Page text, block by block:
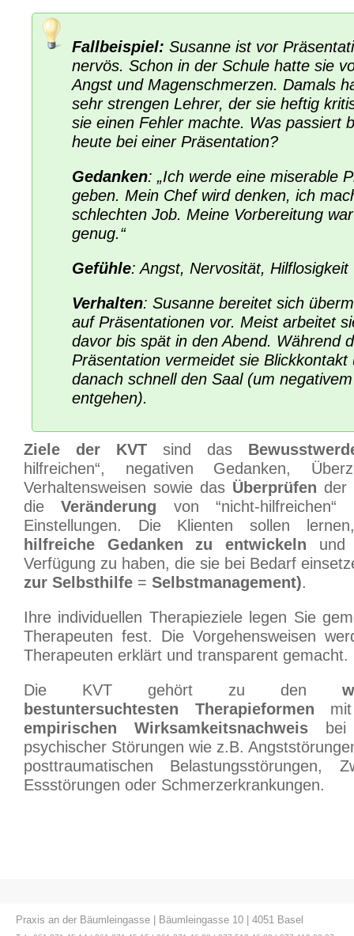
Fallbeispiel: Susanne ist vor
nervös. Schon in der Schule hatte sie
Angst und Magenschmerzen. Damals
sehr strengen Lehrer, der sie heftig
sie einen Fehler machte. Was passiert
heute bei einer Präsentation?
Gedanken: „Ich werde eine miserable
geben. Mein Chef wird denken, ich
schlechten Job. Meine Vorbereitung
genug.“
Gefühle: Angst, Nervosität, Hilflosigkeit
Verhalten: Susanne bereitet sich
auf Präsentationen vor. Meist arbeitet
davor bis spät in den Abend. Während
Präsentation vermeidet sie Blickkontakt
danach schnell den Saal (um
entgehen).
Ziele der KVT sind das
hilfreichen“, negativen Gedanken,
Verhaltensweisen sowie das Überprüfen der
dieVeränderung von “nicht-hilfreichen“
Einstellungen. Die Klienten sollen
hilfreiche Gedanken zu entwickeln
Verfügung zu haben, die sie bei Bedarf
zur Selbsthilfe = Selbstmanagement).
Ihre individuellen Therapieziele legen Sie
Therapeuten fest. Die Vorgehensweisen
Therapeuten erklärt und transparent gemacht.
Die KVT gehört zu den
bestuntersuchtesten Therapieformen
empirischen Wirksamkeitsnachweis bei
psychischer Störungen wie z.B.
posttraumatischen Belastungsstörungen,
Essstörungen oder Schmerzerkrankungen.
Praxis an der Bäumleingasse | Bäumleingasse 10 | 4051 Basel